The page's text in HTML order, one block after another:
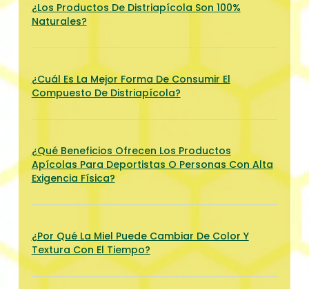
¿Los Productos De Distriapícola Son 100%
Naturales?
¿Cuál Es La Mejor Forma De Consumir El
Compuesto De Distriapícola?
¿Qué Beneficios Ofrecen Los Productos
Apícolas Para Deportistas O Personas Con Alta
Exigencia Física?
¿Por Qué La Miel Puede Cambiar De Color Y
Textura Con El Tiempo?